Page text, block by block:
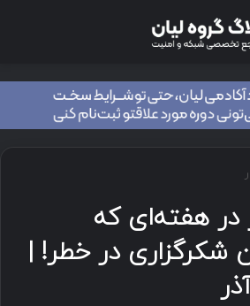
در هفته‌ای که
در خطر! |